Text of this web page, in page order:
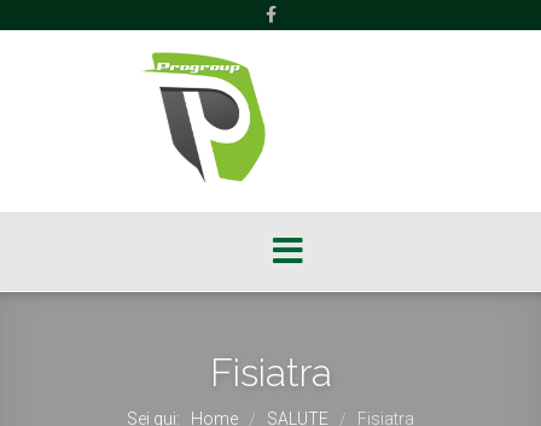
Fisiatra
Sei qui: Home / SALUTE / Fisiatra